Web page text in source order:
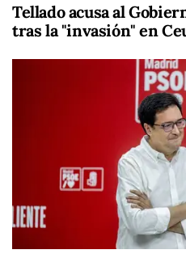
Tellado acusa al
tras la "invasión" en